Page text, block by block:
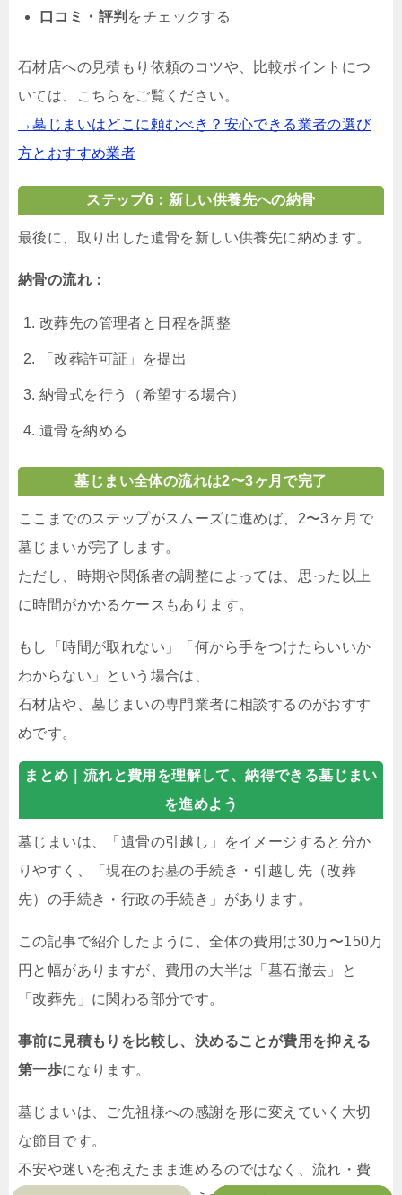
口コミ・評判 をチェックする
石材店への見積もり依頼のコツや、比較ポイントにつ
いては、こちらをご覧ください。
→墓じまいはどこに頼むべき？安心できる業者の選び
方とおすすめ業者
ステップ6：新しい供養先への納骨
最後に、取り出した遺骨を新しい供養先に納めます。
納骨の流れ：
改葬先の管理者と日程を調整
「改葬許可証」を提出
納骨式を行う（希望する場合）
遺骨を納める
墓じまい全体の流れは2〜3ヶ月で完了
ここまでのステップがスムーズに進めば、2〜3ヶ月で
墓じまいが完了します。
ただし、時期や関係者の調整によっては、思った以上
に時間がかかるケースもあります。
もし「時間が取れない」「何から手をつけたらいいか
わからない」という場合は、
石材店や、墓じまいの専門業者に相談するのがおすす
めです。
まとめ｜ 流れと費用を理解して、納得できる墓じまい
を進めよう
墓じまいは、「遺骨の引越し」をイメージすると分か
りやすく、「現在のお墓の手続き・引越し先（改葬
先）の手続き・行政の手続き」があります。
この記事で紹介したように、全体の費用は30万〜150万
円と幅がありますが、費用の大半は「墓石撤去」と
「改葬先」に関わる部分です。
事前に見積もりを比較し、決めることが費用を抑える
第一歩になります。
墓じまいは、ご先祖様への感謝を形に変えていく大切
な節目です。
不安や迷いを抱えたまま進めるのではなく、流れ・費